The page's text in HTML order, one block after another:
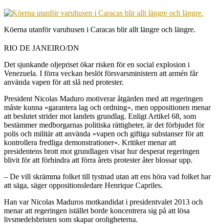
Köerna utanför varuhusen i Caracas blir allt längre och längre.
RIO DE JANEIRO/DN
Det sjunkande oljepriset ökar risken för en social explosion i
Venezuela. I förra veckan beslöt försvarsministern att armén får
använda vapen för att slå ned protester.
President Nicolas Maduro motiverar åtgärden med att regeringen
måste kunna »garantera lag och ordning«, men oppositionen menar
att beslutet strider mot landets grundlag. Enligt Artikel 68, som
bestämmer medborgarnas politiska rättigheter, är det förbjudet för
polis och militär att använda »vapen och giftiga substanser för att
kontrollera fredliga demonstrationer«. Kritiker menar att
presidentens brott mot grundlagen visar hur desperat regeringen
blivit för att förhindra att förra årets protester åter blossar upp.
– De vill skrämma folket till tystnad utan att ens höra vad folket har
att säga, säger oppositionsledare Henrique Capriles.
Han var Nicolas Maduros motkandidat i presidentvalet 2013 och
menar att regeringen istället borde koncentrera sig på att lösa
livsmedelsbristen som skapar oroligheterna.